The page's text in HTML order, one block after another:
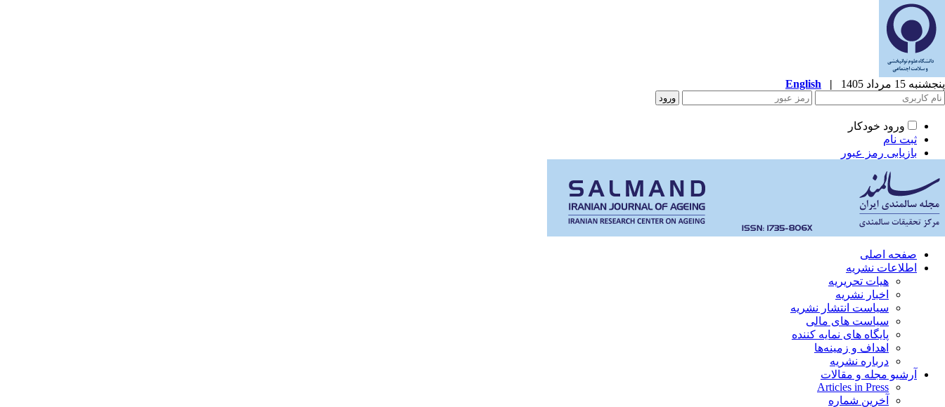
پنجشنبه 15 مرداد 1405 |
English
ورود خودکار
ثبت نام
بازیابی رمز عبور
صفحه اصلی
اطلاعات نشریه
هیات تحریریه
اخبار نشریه
سیاست انتشار نشریه
سیاست های مالی
پایگاه های نمایه کننده
اهداف و زمینه‌ها
درباره نشریه
آرشیو مجله و مقالات
Articles in Press
آخرین شماره